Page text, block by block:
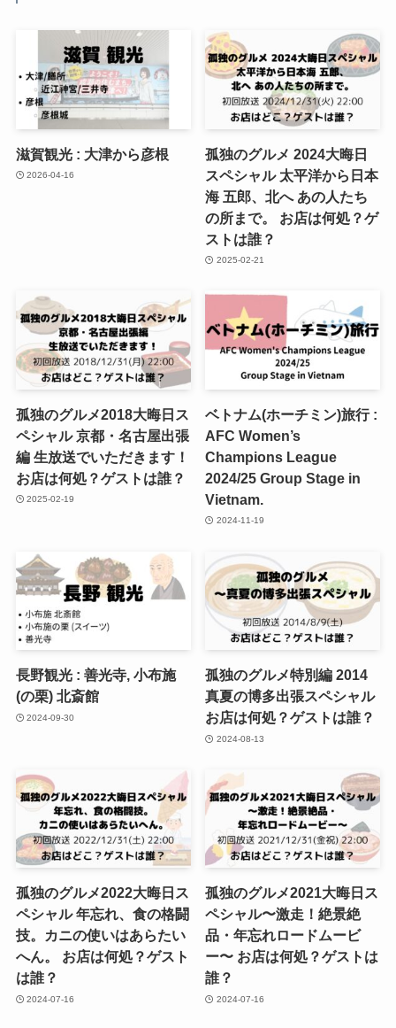
滋賀観光 : 大津から彦根
2026-04-16
孤独のグルメ 2024大晦日
スペシャル 太平洋から日本
海 五郎、北へ あの人たち
の所まで。 お店は何処？ゲ
ストは誰？
2025-02-21
孤独のグルメ2018大晦日ス
ペシャル 京都・名古屋出張
編 生放送でいただきます！
お店は何処？ゲストは誰？
2025-02-19
ベトナム(ホーチミン)旅行 :
AFC Women’s
Champions League
2024/25 Group Stage in
Vietnam.
2024-11-19
長野観光 : 善光寺, 小布施
(の栗) 北斎館
2024-09-30
孤独のグルメ特別編 2014
真夏の博多出張スペシャル
お店は何処？ゲストは誰？
2024-08-13
孤独のグルメ2022大晦日ス
ペシャル 年忘れ、食の格闘
技。カニの使いはあらたい
へん。 お店は何処？ゲスト
は誰？
2024-07-16
孤独のグルメ2021大晦日ス
ペシャル〜激走！絶景絶
品・年忘れロードムービ
ー〜 お店は何処？ゲストは
誰？
2024-07-16